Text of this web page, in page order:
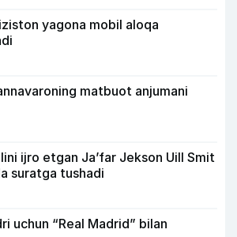
yagona mobil aloqa
matbuot anjumani
ijro etgan Ja’far Jekson Uill Smit
suratga tushadi
uchun “Real Madrid” bilan